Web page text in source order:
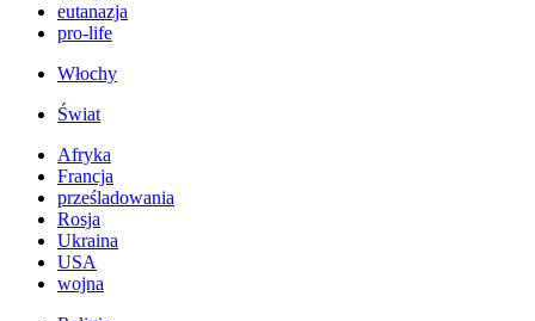
eutanazja
pro-life
Włochy
Świat
Afryka
Francja
prześladowania
Rosja
Ukraina
USA
wojna